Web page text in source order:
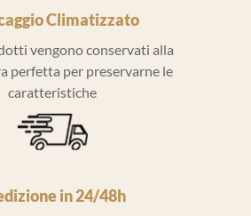
Climatizzato
vengono conservati alla
perfetta per preservarne le
caratteristiche
in 24/48h